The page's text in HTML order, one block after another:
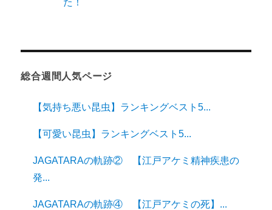
た！
総合週間人気ページ
【気持ち悪い昆虫】ランキングベスト5...
【可愛い昆虫】ランキングベスト5...
JAGATARAの軌跡② 【江戸アケミ精神疾患の
発...
JAGATARAの軌跡④ 【江戸アケミの死】...